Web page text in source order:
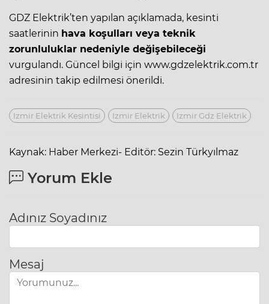
GDZ Elektrik’ten yapılan açıklamada, kesinti
saatlerinin hava koşulları veya teknik
zorunluluklar nedeniyle değişebileceği
vurgulandı. Güncel bilgi için www.gdzelektrik.com.tr
adresinin takip edilmesi önerildi.
Izmir Elektrik Kesintisi Izmir Elektrik Izmir Gdz Elektrik
Kaynak: Haber Merkezi- Editör: Sezin Türkyılmaz
Yorum Ekle
Adınız Soyadınız
Mesaj